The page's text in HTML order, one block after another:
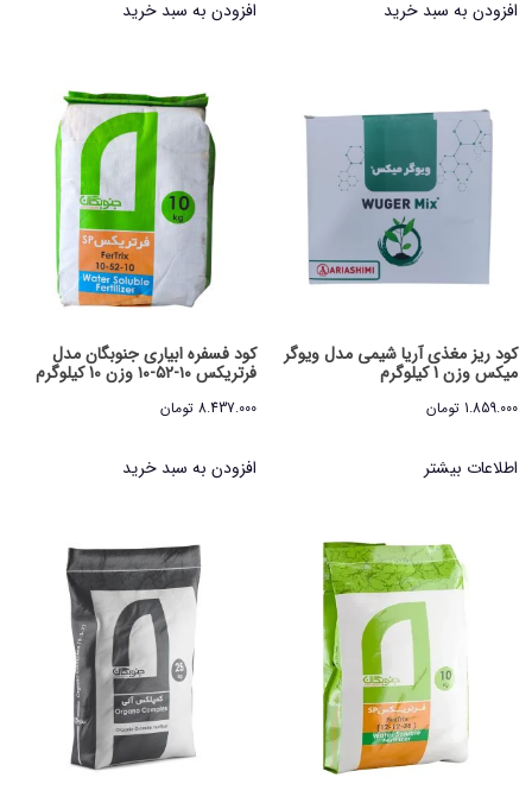
7.000.000 تومان
افزودن به سبد خرید افزودن به سبد خرید
کود ریز مغذی آریا شیمی مدل ویوگر
میکس وزن 1 کیلوگرم
1.859.000 تومان
اطلاعات بیشتر
کود فسفره ابیاری جنوبگان مدل
فرتریکس ۱۰-۵۲-۱۰ وزن 10 کیلوگرم
8.437.000 تومان
افزودن به سبد خرید